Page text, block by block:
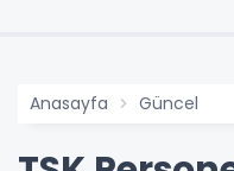
Anasayfa Güncel